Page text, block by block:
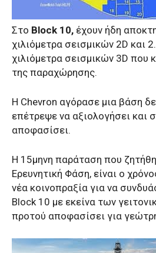
Στο Block 10, έχουν ήδη
χιλιόμετρα σεισμικών 2D και
χιλιόμετρα σεισμικών 3D που
της παραχώρησης.
Η Chevron αγόρασε μια βάση
επέτρεψε να αξιολογήσει και
αποφασίσει.
Η 15μηνη παράταση που
Ερευνητική Φάση, είναι ο
νέα κοινοπραξία για να
Block 10 με εκείνα των
προτού αποφασίσει για